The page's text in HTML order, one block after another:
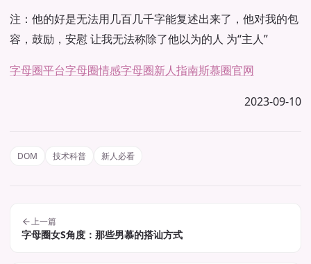
注：他的好是无法用几百几千字能复述出来了，他对我的包
容，鼓励，安慰 让我无法称除了他以为的人 为“主人”
字母圈平台字母圈情感字母圈新人指南斯慕圈官网
2023-09-10
DOM 技术科普 新人必看
上一篇
字母圈女S角度：那些男慕的搭讪方式